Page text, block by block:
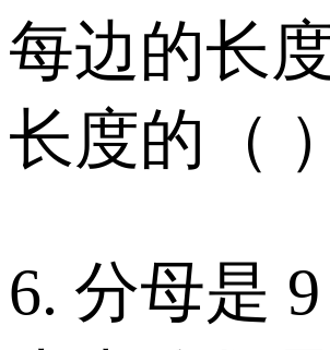
每边的长
长度的（
6. 分母是